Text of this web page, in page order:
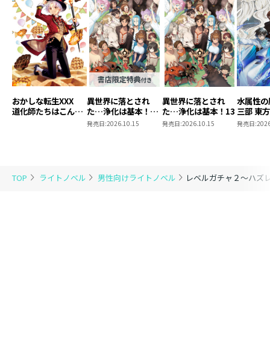
TOP ライトノベル 男性向けライトノベル レベルガチャ２～ハズ
おかしな転生XXX
道化師たちはこんが
異世界に落とされ
た…浄化は基本！
13【ピッコマ限定
発売日:2026.10.15
異世界に落とされ
た…浄化は基本！13
発売日:2026.10.15
水属性
三部 東
発売日: